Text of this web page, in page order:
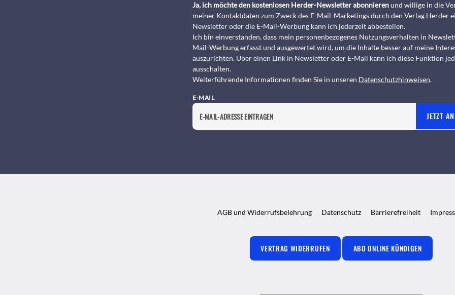
Ja, ich möchte den kostenlosen Herder-Newsletter abonnierenund willige in die
meiner Kontaktdaten zum Zweck des E-Mail-Marketings durch den Verlag Herder
Newsletter oder die E-Mail-Werbung kann ich jederzeit abbestellen.
Ich bin einverstanden, dass mein personenbezogenes Nutzungsverhalten in
Mail-Werbung erfasst und ausgewertet wird, um die Inhalte besser auf meine
auszurichten. Über einen Link in Newsletter oder E-Mail kann ich diese Funktion
ausschalten.
Weiterführende Informationen finden Sie in unseren Datenschutzhinweisen.
E-MAIL
JETZT
AGB und Widerrufsbelehrung Datenschutz Barrierefreiheit
VERTRAG WIDERRUFEN ABO ONLINE KÜNDIGEN